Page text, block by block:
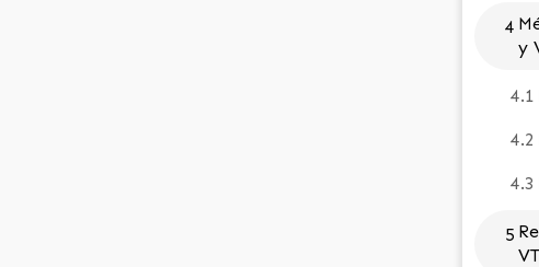
4
y
4.1
4.2
4.3
5